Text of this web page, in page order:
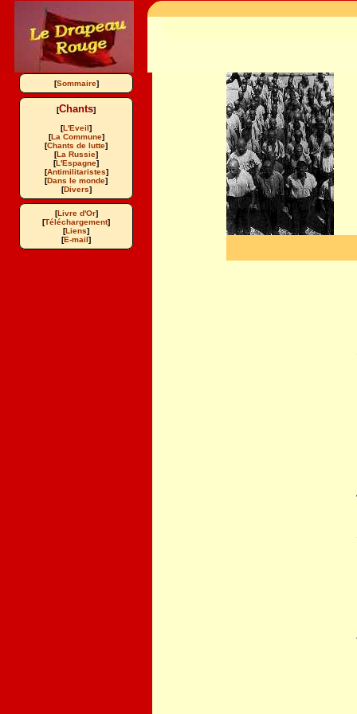
[Sommaire]
[Chants]
[L'Eveil]
[La Commune]
[Chants de lutte]
[La Russie]
[L'Espagne]
[Antimilitaristes]
[Dans le monde]
[Divers]
[Livre d'Or]
[Téléchargement]
[Liens]
[E-mail]